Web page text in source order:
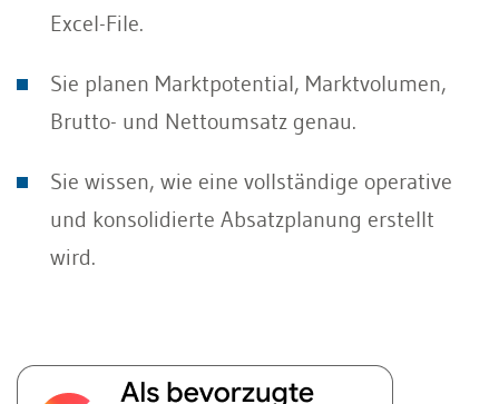
Excel-File.
Sie planen Marktpotential, Marktvolumen,
Brutto- und Nettoumsatz genau.
Sie wissen, wie eine vollständige operative
und konsolidierte Absatzplanung erstellt
wird.